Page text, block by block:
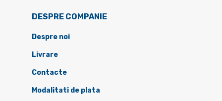
DESPRE COMPANIE
Despre noi
Livrare
Contacte
Modalitati de plata